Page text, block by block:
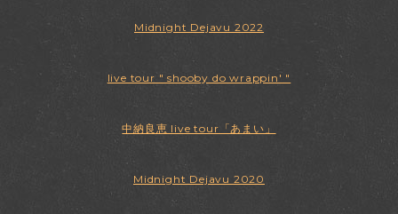
Midnight Dejavu 2022
live tour " shooby do wrappin' "
中納良恵 live tour「あまい」
Midnight Dejavu 2020